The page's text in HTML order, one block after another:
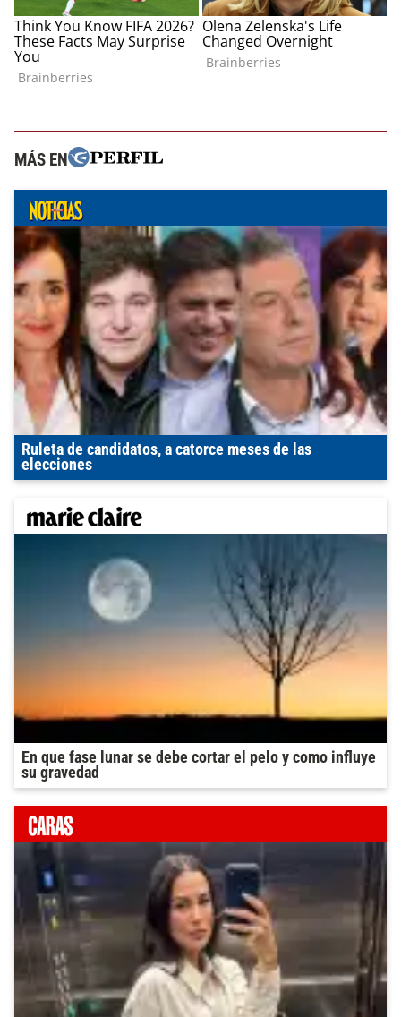
MÁS EN
Ruleta de candidatos, a catorce meses de las
elecciones
En que fase lunar se debe cortar el pelo y como influye
su gravedad